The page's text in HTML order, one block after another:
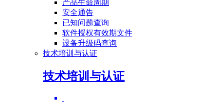
产品生命周期
安全通告
已知问题查询
软件授权有效期文件
设备升级码查询
技术培训与认证
技术培训与认证